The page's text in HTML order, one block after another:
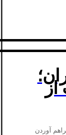
آوردن